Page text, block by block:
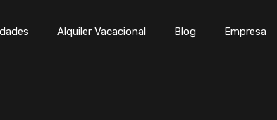
Inicio Propiedades
Alquiler Vacacional Blog Empresa